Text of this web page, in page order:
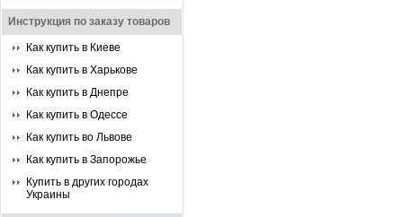
Инструкция по заказу товаров
Как купить в Киеве
Как купить в Харькове
Как купить в Днепре
Как купить в Одессе
Как купить во Львове
Как купить в Запорожье
Купить в других городах
Украины